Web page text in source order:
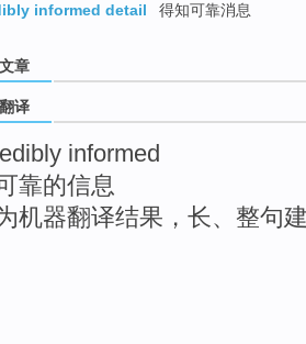
informed detail
得知可靠消息
章
译
informed
靠的信息
机器翻译结果，长、整句